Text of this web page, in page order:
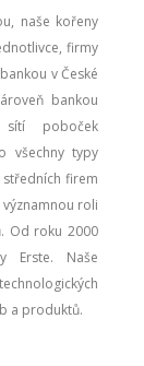
naše kořeny
firmy
v České
bankou
sítí poboček
všechny typy
firem
roli
Od roku 2000
Erste. Naše
a produktů.